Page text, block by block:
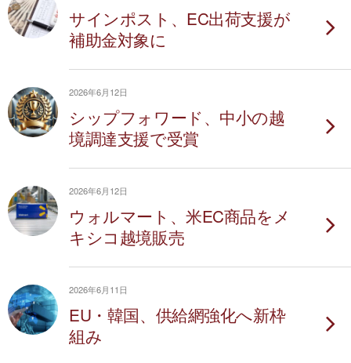
サインポスト、EC出荷支援が
補助金対象に
2026年6月12日
シップフォワード、中小の越
境調達支援で受賞
2026年6月12日
ウォルマート、米EC商品をメ
キシコ越境販売
2026年6月11日
EU・韓国、供給網強化へ新枠
組み